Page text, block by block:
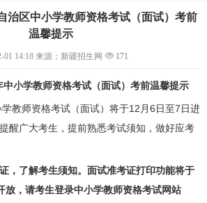
治区中小学教师资格考试（面试）考前
温馨提示
01 14:18 来源：新疆招生网 171
中小学教师资格考试（面试）考前温馨提示
师资格考试（面试）将于12月6日至7日进
醒广大考生，提前熟悉考试须知，做好应考
，了解考生须知。面试准考证打印功能将于
放，请考生登录中小学教师资格考试网站